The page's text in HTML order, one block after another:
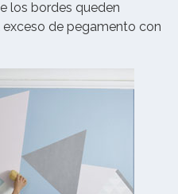
los bordes queden
de pegamento con